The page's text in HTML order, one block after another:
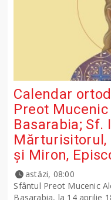
Calendar
Preot
Basarabia; Sf.
Mărturisitorul,
şi Miron,
astăzi, 08:00
Sfântul Preot Mucenic
Basarabia, la 14 aprilie